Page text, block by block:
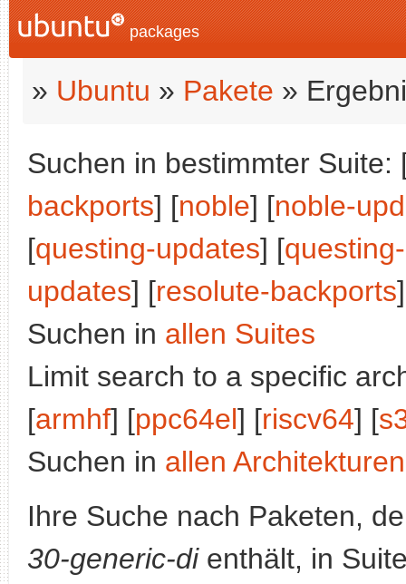
packages
» Ubuntu » Pakete »
Suchen in bestimmter Suite:
backports] [noble] [noble-
[questing-updates] [
updates] [resolute-backports
Suchen in allen Suites
Limit search to a specific
[armhf] [ppc64el] [riscv64] [
Suchen in allen Architekturen
Ihre Suche nach Paketen,
30-generic-dienthält, in